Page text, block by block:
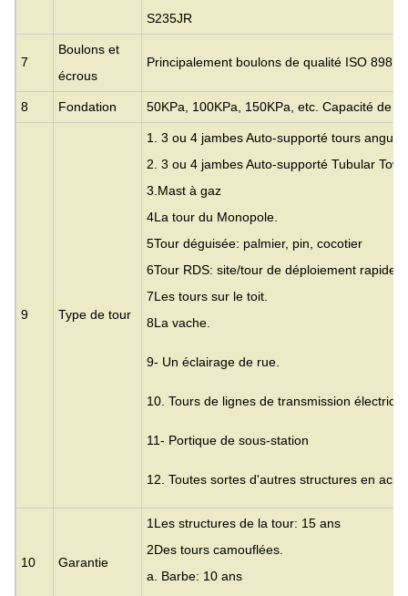
S235JR
7
Boulons et
écrous
Principalement boulons de qualité ISO 898
8 Fondation 50KPa, 100KPa, 150KPa, etc. Capacité de
9 Type de tour
1. 3 ou 4 jambes Auto-supporté tours
2. 3 ou 4 jambes Auto-supporté Tubular
3. Mast à gaz
4La tour du Monopole.
5Tour déguisée: palmier, pin, cocotier
6Tour RDS: site/tour de déploiement rapide
7Les tours sur le toit.
8La vache.
9- Un éclairage de rue.
10. Tours de lignes de transmission
11- Portique de sous-station
12. Toutes sortes d'autres structures en acier
10 Garantie
1Les structures de la tour: 15 ans
2Des tours camouflées.
a. Barbe: 10 ans